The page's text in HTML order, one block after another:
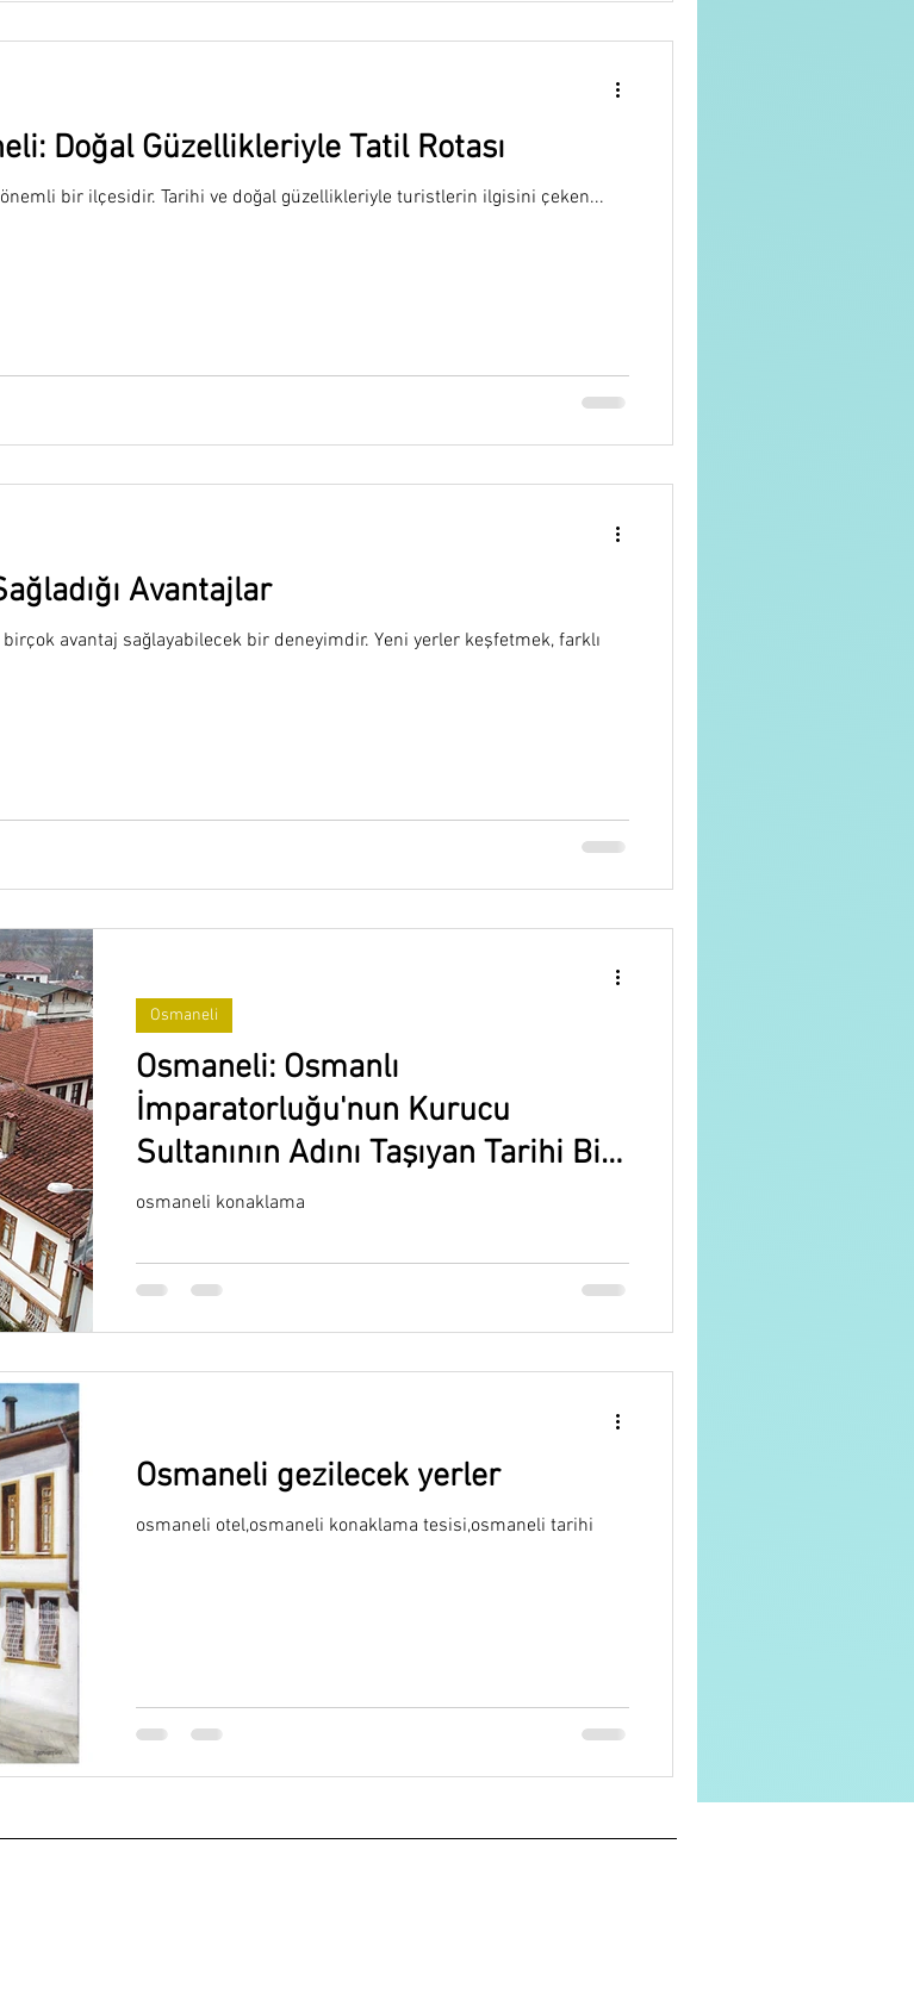
Doğal Güzellikleriyle Tatil Rotası
bir ilçesidir. Tarihi ve doğal güzellikleriyle turistlerin ilgisini çeken...
Avantajlar
avantaj sağlayabilecek bir deneyimdir. Yeni yerler keşfetmek, farklı
Osmaneli: Osmanlı
İmparatorluğu'nun Kurucu
Sultanının Adını Taşıyan Tarihi Bir
İlçe
osmaneli konaklama
Osmaneli
Osmaneli gezilecek yerler
osmaneli otel,osmaneli konaklama tesisi,osmaneli tarihi